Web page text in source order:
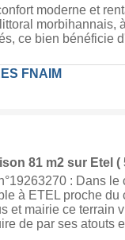
moderne et
morbihannais,
ce bien bénéficie
FNAIM
81 m2 sur Etel (
: Dans
à ETEL proche du
et mairie ce terrain
de par ses atouts